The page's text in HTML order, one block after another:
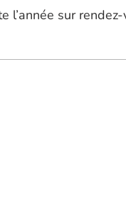
l’année sur